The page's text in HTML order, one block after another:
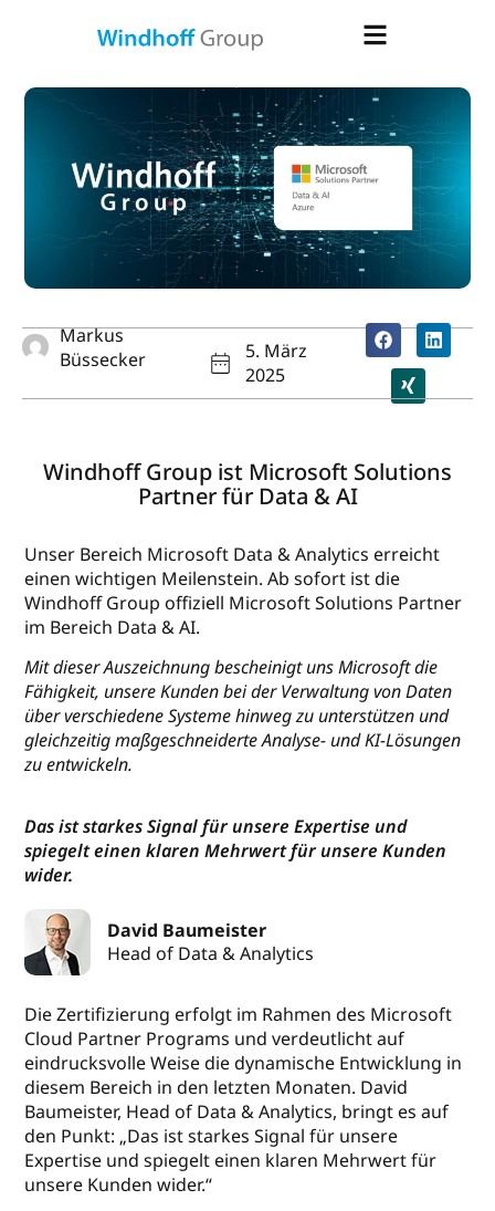
Markus
Büssecker
5. März
2025
Windhoff Group ist Microsoft Solutions
Partner für Data & AI
Unser Bereich Microsoft Data & Analytics erreicht
einen wichtigen Meilenstein. Ab sofort ist die
Windhoff Group offiziell Microsoft Solutions Partner
im Bereich Data & AI.
Mit dieser Auszeichnung bescheinigt uns Microsoft die
Fähigkeit, unsere Kunden bei der Verwaltung von Daten
über verschiedene Systeme hinweg zu unterstützen und
gleichzeitig maßgeschneiderte Analyse- und KI-Lösungen
zu entwickeln.
Das ist starkes Signal für unsere Expertise und
spiegelt einen klaren Mehrwert für unsere Kunden
wider.
David Baumeister
Head of Data & Analytics
Die Zertifizierung erfolgt im Rahmen des Microsoft
Cloud Partner Programs und verdeutlicht auf
eindrucksvolle Weise die dynamische Entwicklung in
diesem Bereich in den letzten Monaten. David
Baumeister, Head of Data & Analytics, bringt es auf
den Punkt: „Das ist starkes Signal für unsere
Expertise und spiegelt einen klaren Mehrwert für
unsere Kunden wider.“